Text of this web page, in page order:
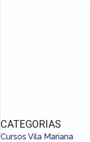
CATEGORIAS
Cursos Vila Mariana